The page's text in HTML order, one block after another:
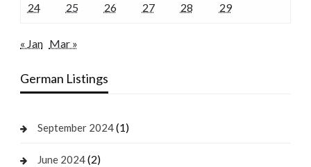
24 25 26 27 28 29
« Jan Mar »
German Listings
September 2024(1)
June 2024(2)